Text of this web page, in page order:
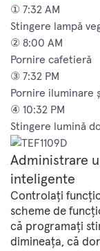
① 7:32 AM
Stingere lampă
② 8:00 AM
Pornire cafetieră
③ 7:32 PM
Pornire iluminare
④ 10:32 PM
Stingere lumină
Administrare
inteligente
Controlați
scheme de
că programați
dimineața, că